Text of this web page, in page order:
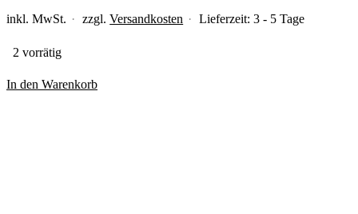
inkl. MwSt.
zzgl.Versandkosten Lieferzeit:3 - 5 Tage
2 vorrätig
In den Warenkorb